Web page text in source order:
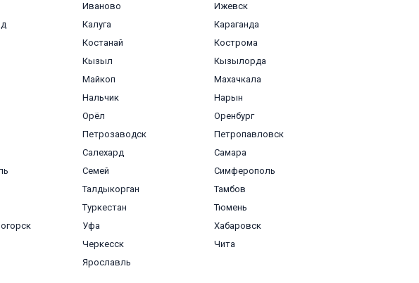
Иваново
Ижевск
Калуга
Караганда
Костанай
Кострома
Кызыл
Кызылорда
Майкоп
Махачкала
Нальчик
Нарын
Орёл
Оренбург
Петрозаводск
Петропавловск
Салехард
Самара
Семей
Симферополь
Талдыкорган
Тамбов
Туркестан
Тюмень
Уфа
Хабаровск
Черкесск
Чита
Ярославль